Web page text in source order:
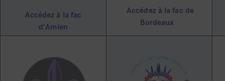
Accédez à la fac
d'Amien
Accédez à la fac de
Bordeaux